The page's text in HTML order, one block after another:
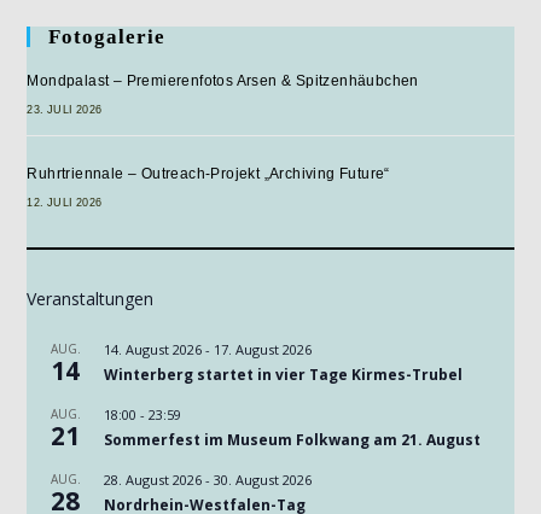
Fotogalerie
Mondpalast – Premierenfotos Arsen & Spitzenhäubchen
23. JULI 2026
Ruhrtriennale – Outreach-Projekt „Archiving Future“
12. JULI 2026
Veranstaltungen
AUG.
14
14. August 2026 - 17. August 2026
Winterberg startet in vier Tage Kirmes-Trubel
AUG.
21
18:00 -23:59
Sommerfest im Museum Folkwang am 21. August
AUG.
28
28. August 2026 -30. August 2026
Nordrhein-Westfalen-Tag